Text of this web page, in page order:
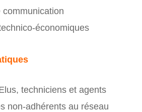
communication
économiques
techniciens et agents
non-adhérents au réseau